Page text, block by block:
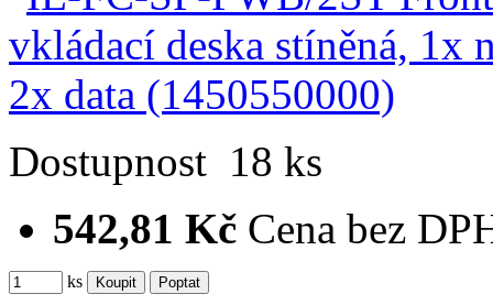
Dostupnost 18 ks
542,81 Kč Cena bez
ks